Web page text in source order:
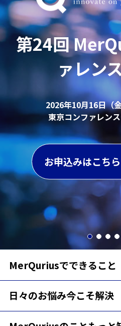
これを見れ
基本が
「品質保証
30分Web
品質保証業務の改善イメー
デモンストレーションも交え
おりま
30分セミナーに参
第24回
ァレン
2026年10月16日（
東京コンファレン
お申込みはこちら
詳細はこちらから
詳細はこちらから
詳細はこちらから
まずはここから
30分セミナーに参
お申込みはこちら
MerQuriusでできること
日々のお悩み今こそ解決